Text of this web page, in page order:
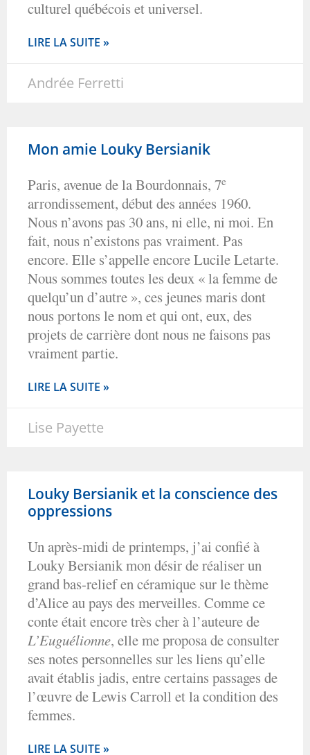
culturel québécois et universel.
LIRE LA SUITE »
Andrée Ferretti
Mon amie Louky Bersianik
Paris, avenue de la Bourdonnais, 7e
arrondissement, début des années 1960.
Nous n’avons pas 30 ans, ni elle, ni moi. En
fait, nous n’existons pas vraiment. Pas
encore. Elle s’appelle encore Lucile Letarte.
Nous sommes toutes les deux « la femme de
quelqu’un d’autre », ces jeunes maris dont
nous portons le nom et qui ont, eux, des
projets de carrière dont nous ne faisons pas
vraiment partie.
LIRE LA SUITE »
Lise Payette
Louky Bersianik et la conscience des
oppressions
Un après-midi de printemps, j’ai confié à
Louky Bersianik mon désir de réaliser un
grand bas-relief en céramique sur le thème
d’Alice au pays des merveilles. Comme ce
conte était encore très cher à l’auteure de
L’Euguélionne, elle me proposa de consulter
ses notes personnelles sur les liens qu’elle
avait établis jadis, entre certains passages de
l’œuvre de Lewis Carroll et la condition des
femmes.
LIRE LA SUITE »